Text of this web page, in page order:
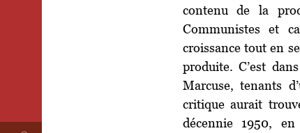
contenu de la
Communistes et
croissance tout en
produite. C’est
Marcuse, tenants
critique aurait
décennie 1950,